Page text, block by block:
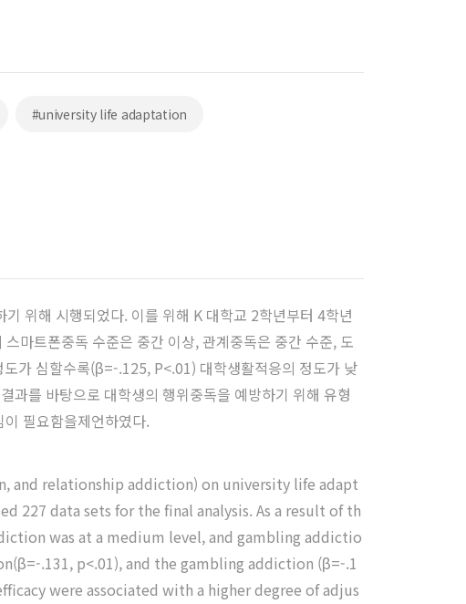
#university life adaptation
위해 시행되었다. 이를 위해 K 대학교 2학년부터 4학년
마트폰중독 수준은 중간 이상, 관계중독은 중간 수준, 도
가 심할수록(β=-.125, P<.01) 대학생활적응의 정도가 낮
를 바탕으로 대학생의 행위중독을 예방하기 위해 유형
필요함을제언하였다.
and relationship addiction) on university life adapt
227 data sets for the final analysis. As a result of th
was at a medium level, and gambling addictio
.131, p<.01), and the gambling addiction (β=-.1
were associated with a higher degree of adjus